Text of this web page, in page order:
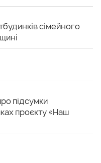
сімейного
підсумки
проєкту «Наш